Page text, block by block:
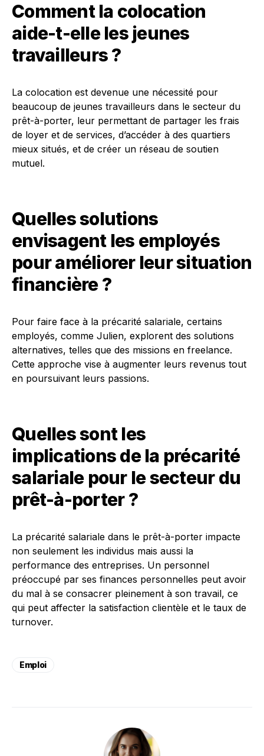
Comment la colocation
aide-t-elle les jeunes
travailleurs ?
La colocation est devenue une nécessité pour
beaucoup de jeunes travailleurs dans le secteur du
prêt-à-porter, leur permettant de partager les frais
de loyer et de services, d’accéder à des quartiers
mieux situés, et de créer un réseau de soutien
mutuel.
Quelles solutions
envisagent les employés
pour améliorer leur situation
financière ?
Pour faire face à la précarité salariale, certains
employés, comme Julien, explorent des solutions
alternatives, telles que des missions en freelance.
Cette approche vise à augmenter leurs revenus tout
en poursuivant leurs passions.
Quelles sont les
implications de la précarité
salariale pour le secteur du
prêt-à-porter ?
La précarité salariale dans le prêt-à-porter impacte
non seulement les individus mais aussi la
performance des entreprises. Un personnel
préoccupé par ses finances personnelles peut avoir
du mal à se consacrer pleinement à son travail, ce
qui peut affecter la satisfaction clientèle et le taux de
turnover.
Emploi